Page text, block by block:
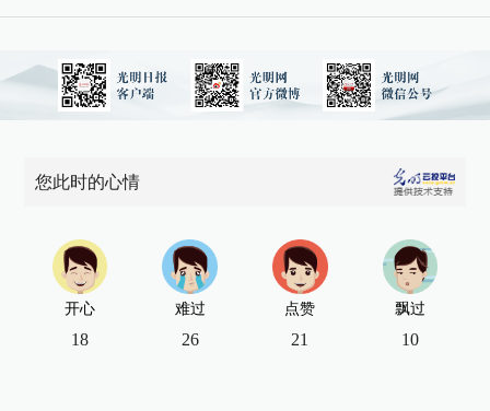
您此时的心情
开心
18
难过
26
点赞
21
飘过
10